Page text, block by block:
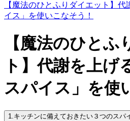
【魔法のひとふりダイエット】
イス」を使いこなそう！
【魔法のひとふ
ト】代謝を上げ
スパイス」を使
1.キッチンに備えておきたい３つのスパ